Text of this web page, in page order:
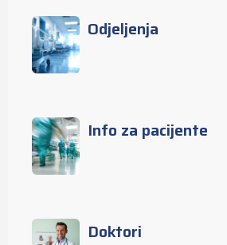
Odjeljenja
Info za pacijente
Doktori